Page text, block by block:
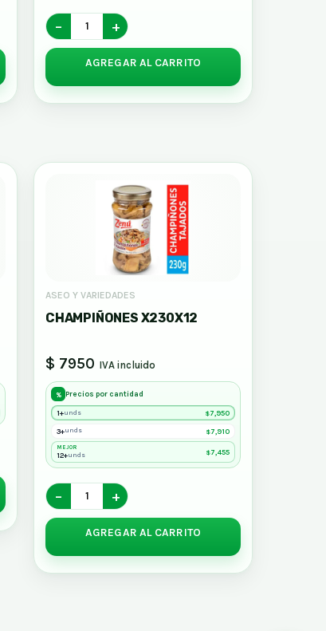
− +
AGREGAR AL CARRITO
ASEO Y VARIEDADES
CHAMPIÑONES X230X12
$ 7950 IVA incluido
% Precios por cantidad
1+unds $7,950
3+unds $7,910
MEJOR
12+unds $7,455
− +
AGREGAR AL CARRITO